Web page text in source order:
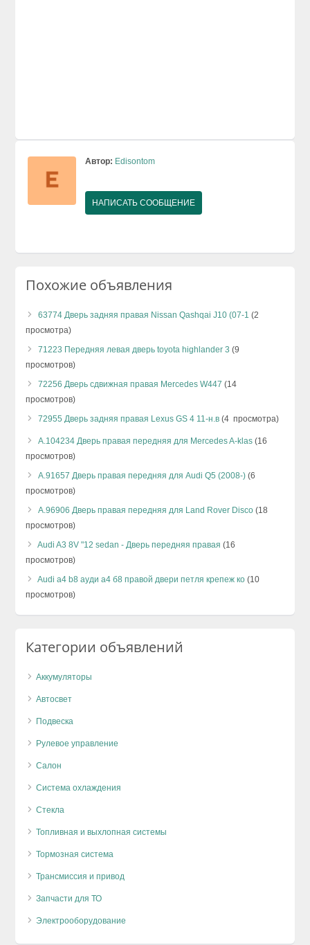
Автор: Edisontom
НАПИСАТЬ СООБЩЕНИЕ
Похожие объявления
63774 Дверь задняя правая Nissan Qashqai J10 (07-1 (2
просмотра)
71223 Передняя левая дверь toyota highlander 3 (9
просмотров)
72256 Дверь сдвижная правая Mercedes W447 (14
просмотров)
72955 Дверь задняя правая Lexus GS 4 11-н.в (4 просмотра)
А.104234 Дверь правая передняя для Mercedes A-klas (16
просмотров)
А.91657 Дверь правая передняя для Audi Q5 (2008-) (6
просмотров)
А.96906 Дверь правая передняя для Land Rover Disco (18
просмотров)
Audi A3 8V "12 sedan - Дверь передняя правая (16
просмотров)
Audi a4 b8 ауди а4 б8 правой двери петля крепеж ко (10
просмотров)
Категории объявлений
Аккумуляторы
Автосвет
Подвеска
Рулевое управление
Салон
Система охлаждения
Стекла
Топливная и выхлопная системы
Тормозная система
Трансмиссия и привод
Запчасти для ТО
Электрооборудование